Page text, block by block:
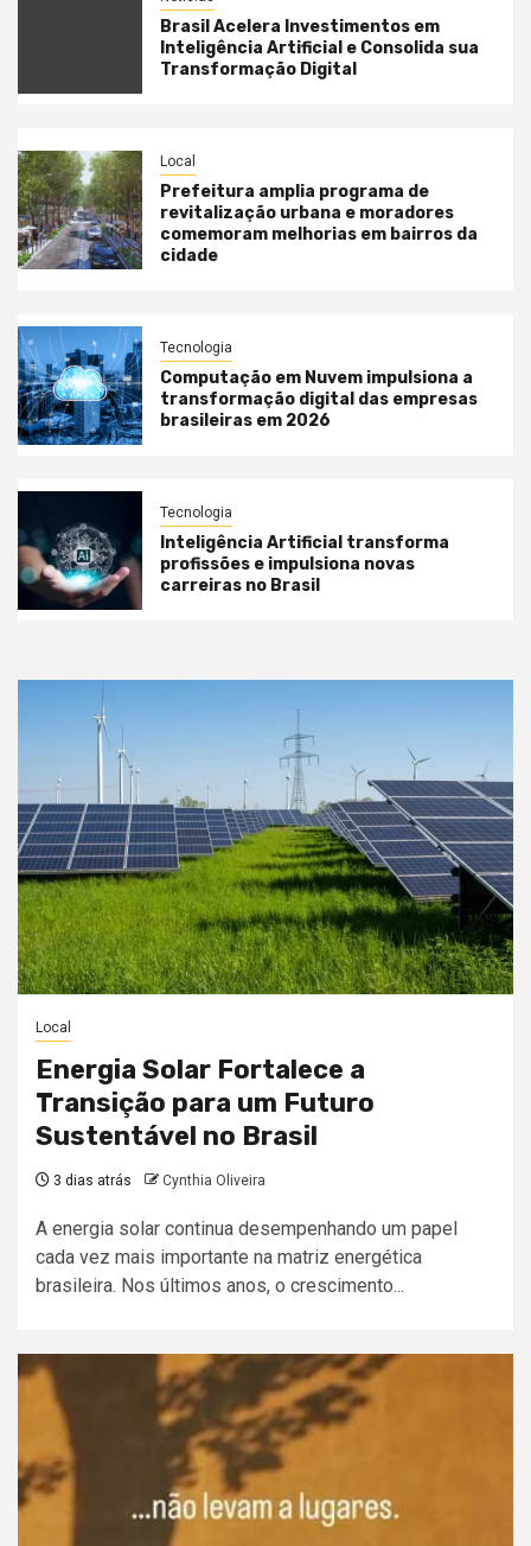
Brasil Acelera Investimentos em
Inteligência Artificial e Consolida sua
Transformação Digital
Local
Prefeitura amplia programa de
revitalização urbana e moradores
comemoram melhorias em bairros da
cidade
Tecnologia
Computação em Nuvem impulsiona a
transformação digital das empresas
brasileiras em 2026
Tecnologia
Inteligência Artificial transforma
profissões e impulsiona novas
carreiras no Brasil
Local
Energia Solar Fortalece a
Transição para um Futuro
Sustentável no Brasil
3 dias atrás Cynthia Oliveira
A energia solar continua desempenhando um papel
cada vez mais importante na matriz energética
brasileira. Nos últimos anos, o crescimento...